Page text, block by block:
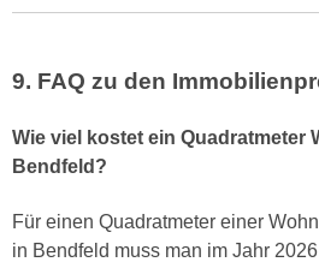
9. FAQ zu den
Wie viel kostet ein Quadratmeter
Bendfeld?
Für einen Quadratmeter einer
in Bendfeld muss man im Jahr